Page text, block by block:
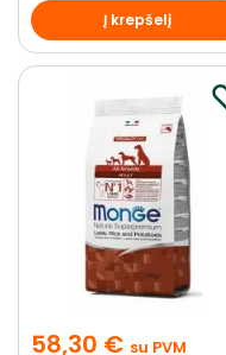
Į krepšelį
58,30 € su PVM